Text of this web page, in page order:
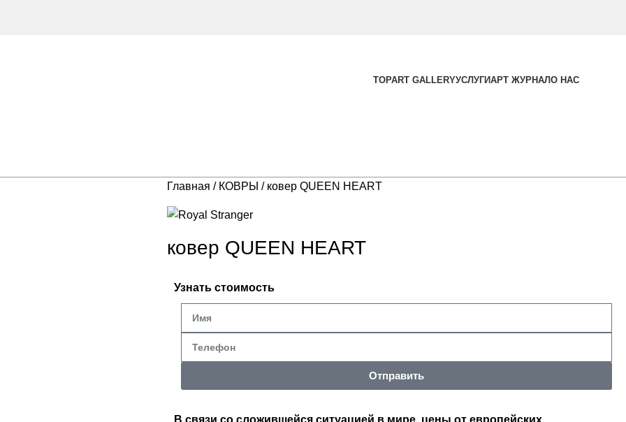
TOPART GALLERYУСЛУГИАРТ ЖУРНАЛО НАС
Главная
КОВРЫ ковер QUEEN HEART
ковер QUEEN HEART
Узнать стоимость
Отправить
В связи со сложившейся ситуацией в мире, цены от европейских